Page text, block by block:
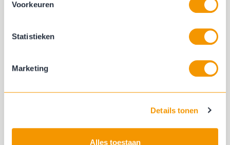
Voorkeuren
Statistieken
Marketing
Details tonen
Alles toestaan
je cv en motivatie naar
met Jelle Reijenga voor meer